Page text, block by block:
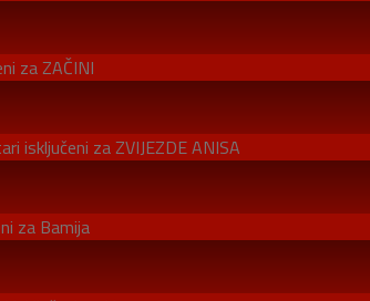
za ZAČINI
isključeni za ZVIJEZDE ANISA
za Bamija